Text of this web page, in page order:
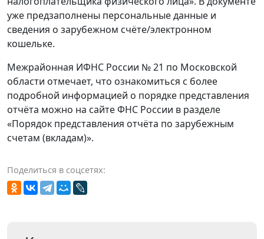
уже предзаполнены персональные данные и
сведения о зарубежном счёте/электронном
кошельке.
Межрайонная ИФНС России № 21 по Московской
области отмечает, что ознакомиться с более
подробной информацией о порядке представления
отчёта можно на сайте ФНС России в разделе
«Порядок представления отчёта по зарубежным
счетам (вкладам)».
Поделиться в соцсетях: